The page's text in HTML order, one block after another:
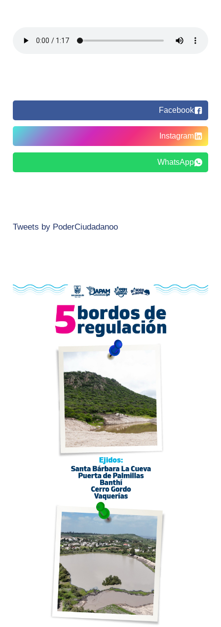
Facebook
Instagram
WhatsApp
Tweets by PoderCiudadanoo